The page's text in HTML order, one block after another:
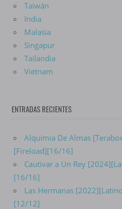
Taiwán
India
Malasia
Singapur
Tailandia
Vietnam
ENTRADAS RECIENTES
Alquimia De Almas
[Fireload][16/16]
Cautivar a Un Rey
[16/16]
Las Hermanas
[12/12]